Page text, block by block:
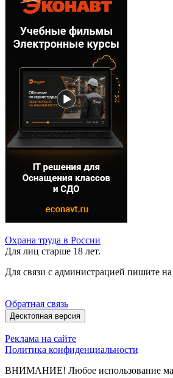
Охрана труда в России
Для лиц старше 18 лет.
Для связи с администрацией пишите на
Обратная связь
Десктопная версия
Реклама на сайте
Политика конфиденциальности
ВНИМАНИЕ! Любое использование